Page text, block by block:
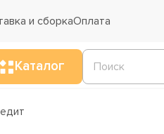
и сборкаОплата
Каталог